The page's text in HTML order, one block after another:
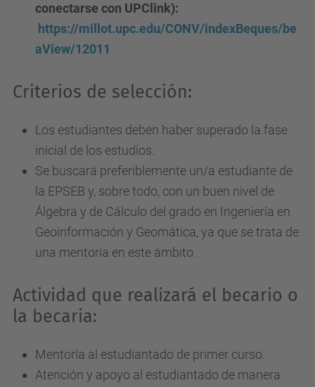
conectarse con UPClink):
https://millot.upc.edu/CONV/indexBeques/be
aView/12011
Criterios de selección:
Los estudiantes deben haber superado la fase
inicial de los estudios.
Se buscará preferiblemente un/a estudiante de
la EPSEB y, sobre todo, con un buen nivel de
Álgebra y de Cálculo del grado en Ingeniería en
Geoinformación y Geomática, ya que se trata de
una mentoría en este ámbito.
Actividad que realizará el becario o
la becaria:
Mentoría al estudiantado de primer curso.
Atención y apoyo al estudiantado de manera